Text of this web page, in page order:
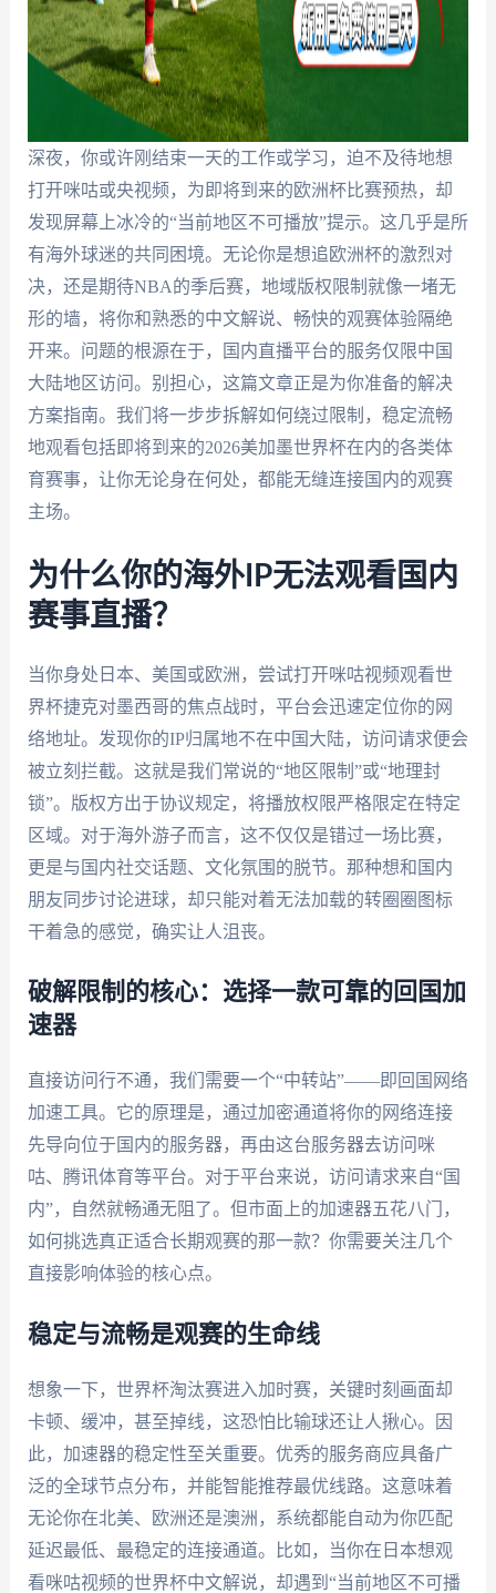
深夜，你或许刚结束一天的工作或学习，迫不及待地想
打开咪咕或央视频，为即将到来的欧洲杯比赛预热，却
发现屏幕上冰冷的“当前地区不可播放”提示。这几乎是所
有海外球迷的共同困境。无论你是想追欧洲杯的激烈对
决，还是期待NBA的季后赛，地域版权限制就像一堵无
形的墙，将你和熟悉的中文解说、畅快的观赛体验隔绝
开来。问题的根源在于，国内直播平台的服务仅限中国
大陆地区访问。别担心，这篇文章正是为你准备的解决
方案指南。我们将一步步拆解如何绕过限制，稳定流畅
地观看包括即将到来的2026美加墨世界杯在内的各类体
育赛事，让你无论身在何处，都能无缝连接国内的观赛
主场。
为什么你的海外IP无法观看国内
赛事直播？
当你身处日本、美国或欧洲，尝试打开咪咕视频观看世
界杯捷克对墨西哥的焦点战时，平台会迅速定位你的网
络地址。发现你的IP归属地不在中国大陆，访问请求便会
被立刻拦截。这就是我们常说的“地区限制”或“地理封
锁”。版权方出于协议规定，将播放权限严格限定在特定
区域。对于海外游子而言，这不仅仅是错过一场比赛，
更是与国内社交话题、文化氛围的脱节。那种想和国内
朋友同步讨论进球，却只能对着无法加载的转圈圈图标
干着急的感觉，确实让人沮丧。
破解限制的核心：选择一款可靠的回国加
速器
直接访问行不通，我们需要一个“中转站”——即回国网络
加速工具。它的原理是，通过加密通道将你的网络连接
先导向位于国内的服务器，再由这台服务器去访问咪
咕、腾讯体育等平台。对于平台来说，访问请求来自“国
内”，自然就畅通无阻了。但市面上的加速器五花八门，
如何挑选真正适合长期观赛的那一款？你需要关注几个
直接影响体验的核心点。
稳定与流畅是观赛的生命线
想象一下，世界杯淘汰赛进入加时赛，关键时刻画面却
卡顿、缓冲，甚至掉线，这恐怕比输球还让人揪心。因
此，加速器的稳定性至关重要。优秀的服务商应具备广
泛的全球节点分布，并能智能推荐最优线路。这意味着
无论你在北美、欧洲还是澳洲，系统都能自动为你匹配
延迟最低、最稳定的连接通道。比如，当你在日本想观
看咪咕视频的世界杯中文解说，却遇到“当前地区不可播